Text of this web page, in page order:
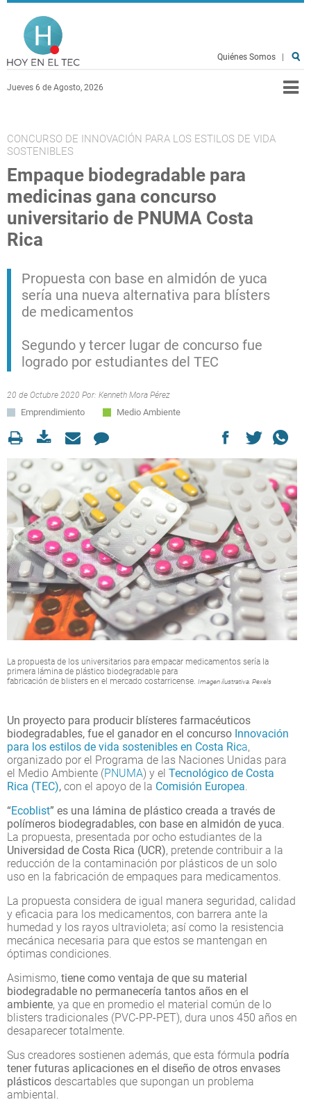
Pasar al contenido principal
Jueves 6 de Agosto, 2026
Quiénes Somos
CONCURSO DE INNOVACIÓN PARA LOS ESTILOS DE VIDA
SOSTENIBLES
Empaque biodegradable para
medicinas gana concurso
universitario de PNUMA Costa
Rica
Propuesta con base en almidón de yuca
sería una nueva alternativa para blísters
de medicamentos
Segundo y tercer lugar de concurso fue
logrado por estudiantes del TEC
20 de Octubre 2020 Por: Kenneth Mora Pérez
Emprendimiento Medio Ambiente
La propuesta de los universitarios para empacar medicamentos sería la
primera lámina de plástico biodegradable para
fabricación de blisters en el mercado costarricense. Imagen ilustrativa. Pexels
Un proyecto para producir blísteres farmacéuticos
biodegradables, fue el ganador en el concurso Innovación
para los estilos de vida sostenibles en Costa Rica,
organizado por el Programa de las Naciones Unidas para
el Medio Ambiente (PNUMA) y el Tecnológico de Costa
Rica (TEC), con el apoyo de la Comisión Europea.
“Ecoblist” es una lámina de plástico creada a través de
polímeros biodegradables, con base en almidón de yuca.
La propuesta, presentada por ocho estudiantes de la
Universidad de Costa Rica (UCR), pretende contribuir a la
reducción de la contaminación por plásticos de un solo
uso en la fabricación de empaques para medicamentos.
La propuesta considera de igual manera seguridad, calidad
y eficacia para los medicamentos, con barrera ante la
humedad y los rayos ultravioleta; así como la resistencia
mecánica necesaria para que estos se mantengan en
óptimas condiciones.
Asimismo, tiene como ventaja de que su material
biodegradable no permanecería tantos años en el
ambiente, ya que en promedio el material común de lo
blisters tradicionales (PVC-PP-PET), dura unos 450 años en
desaparecer totalmente.
Sus creadores sostienen además, que esta fórmula podría
tener futuras aplicaciones en el diseño de otros envases
plásticos descartables que supongan un problema
ambiental.